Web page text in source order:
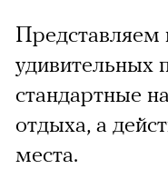
удивительных
стандартные
отдыха, а
места.